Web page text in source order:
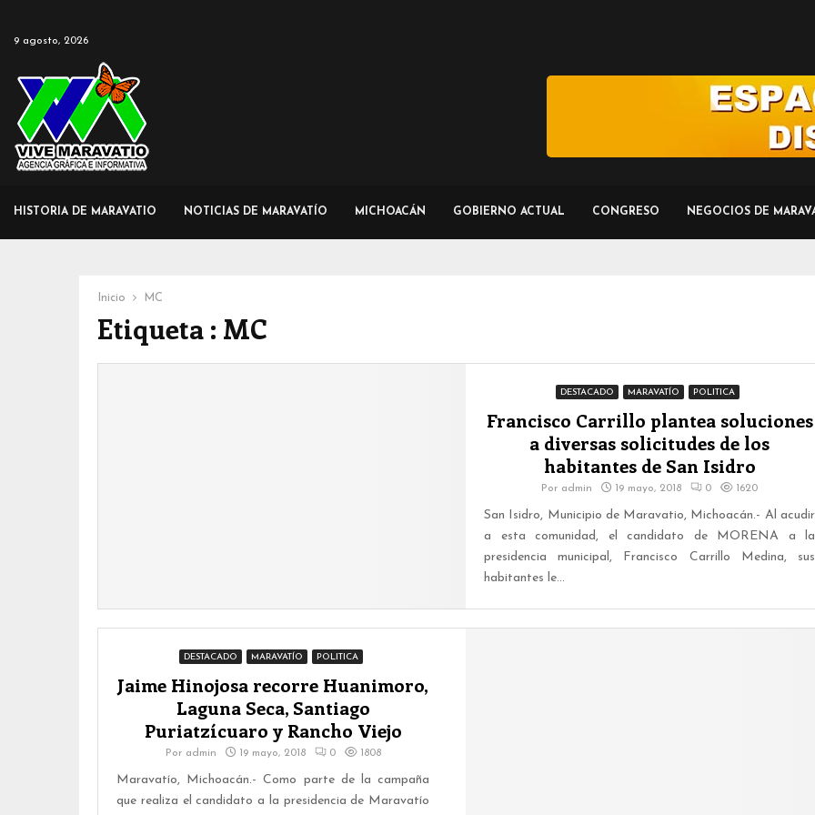
9 agosto, 2026
HISTORIA DE MARAVATIO NOTICIAS DE MARAVATÍO MICHOACÁN GOBIERNO ACTUAL CONGRESO NEGOCIOS DE
Inicio MC
Etiqueta : MC
DESTACADO MARAVATÍO POLITICA
Francisco Carrillo plantea soluciones
a diversas solicitudes de los
habitantes de San Isidro
Por admin 19 mayo, 2018 0 1620
San Isidro, Municipio de Maravatio, Michoacán.- Al acudir
a esta comunidad, el candidato de MORENA a la
presidencia municipal, Francisco Carrillo Medina, sus
habitantes le...
DESTACADO MARAVATÍO POLITICA
Jaime Hinojosa recorre Huanimoro,
Laguna Seca, Santiago
Puriatzícuaro y Rancho Viejo
Por admin 19 mayo, 2018 0 1808
Maravatío, Michoacán.- Como parte de la campaña
que realiza el candidato a la presidencia de Maravatío